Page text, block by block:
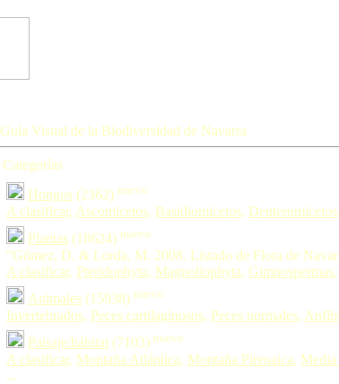
Guía Visual de la Biodiversidad de Navarra
Categorías
Hongos (2362) nuevo
A clasificar, Ascomicetos, Basidiomicetos, Deuteromicetos,
Plantas (18624) nuevo
"Gómez, D. & Lorda, M. 2008. Listado de Flora de
A clasificar, Pteridophyta, Magnoliophyta, Gimnospermas,
Animales (15938) nuevo
Invertebrados, Peces cartilaginosos, Peces normales,
Paisaje/hábitat (7103) nuevo
A clasificar, Montaña Atlántica, Montaña Pirenaica,
...